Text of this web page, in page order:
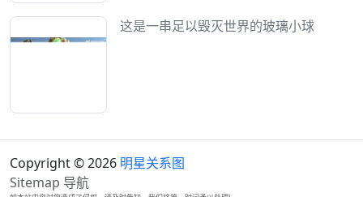
这是一串足以毁灭世界的玻璃小球
Copyright © 2026 明星关系图
Sitemap 导航